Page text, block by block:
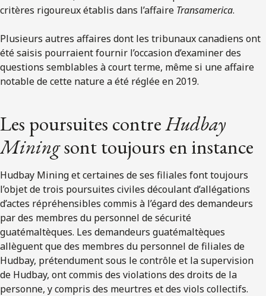
critères rigoureux établis dans l’affaire Transamerica.
Plusieurs autres affaires dont les tribunaux canadiens ont
été saisis pourraient fournir l’occasion d’examiner des
questions semblables à court terme, même si une affaire
notable de cette nature a été réglée en 2019.
Les poursuites contreHudbay
Miningsont toujours en instance
Hudbay Mining et certaines de ses filiales font toujours
l’objet de trois poursuites civiles découlant d’allégations
d’actes répréhensibles commis à l’égard des demandeurs
par des membres du personnel de sécurité
guatémaltèques. Les demandeurs guatémaltèques
allèguent que des membres du personnel de filiales de
Hudbay, prétendument sous le contrôle et la supervision
de Hudbay, ont commis des violations des droits de la
personne, y compris des meurtres et des viols collectifs.